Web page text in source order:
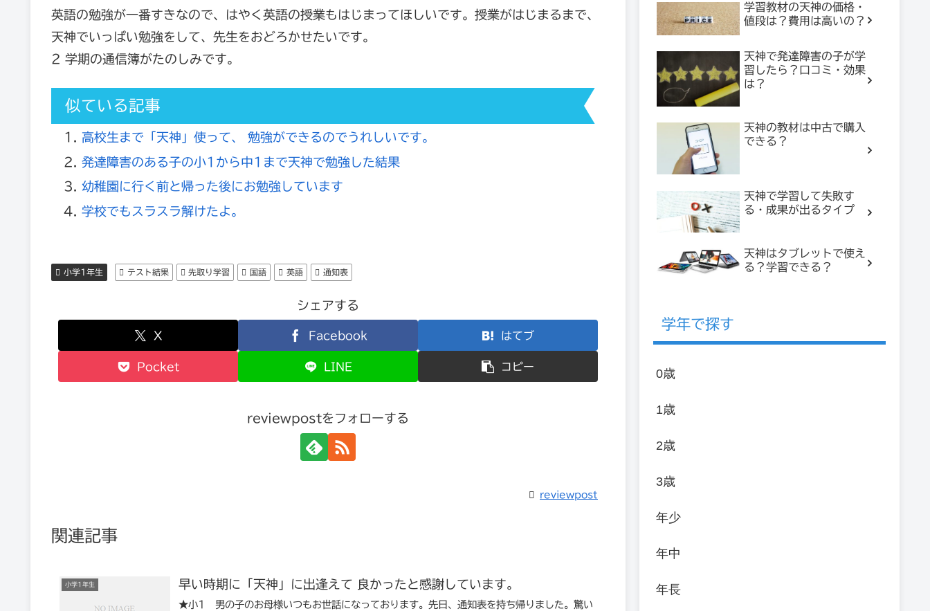
英語の勉強が一番すきなので、はやく英語の授業もはじまってほしいです。授業がはじまるまで、
天神でいっぱい勉強をして、先生をおどろかせたいです。
2 学期の通信簿がたのしみです。
似ている記事
高校生まで「天神」使って、 勉強ができるのでうれしいです。
発達障害のある子の小1から中1まで天神で勉強した結果
幼稚園に行く前と帰った後にお勉強しています
学校でもスラスラ解けたよ。
小学1年生 テスト結果 先取り学習 国語 英語 通知表
シェアする
X Facebook はてブ
Pocket LINE コピー
reviewpostをフォローする
reviewpost
関連記事
小学1年生 早い時期に「天神」に出逢えて 良かったと感謝しています。
★小1 男の子のお母様いつもお世話になっております。先日、通知表を持ち帰りました。驚い
学習教材の天神の価格・
値段は？費用は高いの？
天神で発達障害の子が学
習したら？口コミ・効果
は？
天神の教材は中古で購入
できる？
天神で学習して失敗す
る・成果が出るタイプ
天神はタブレットで使え
る？学習できる？
学年で探す
0歳
1歳
2歳
3歳
年少
年中
年長